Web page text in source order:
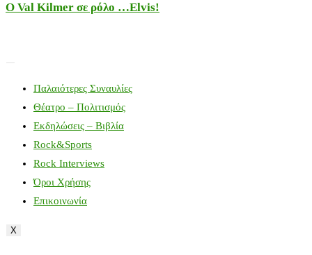
Ο Val Kilmer σε ρόλο …Elvis!
Παλαιότερες Συναυλίες
Θέατρο – Πολιτισμός
Εκδηλώσεις – Βιβλία
Rock&Sports
Rock Interviews
Όροι Χρήσης
Επικοινωνία
X